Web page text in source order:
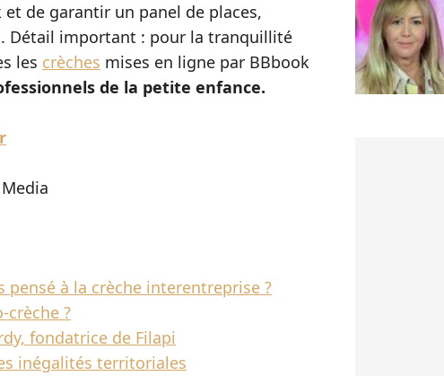
de garantir un panel de places,
Détail important : pour la tranquillité
les crèches mises en ligne par BBbook
de la petite enfance.
pensé à la crèche interentreprise ?
crèche ?
fondatrice de Filapi
inégalités territoriales